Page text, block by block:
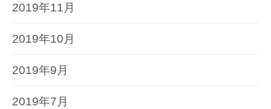
2019年11月
2019年10月
2019年9月
2019年7月